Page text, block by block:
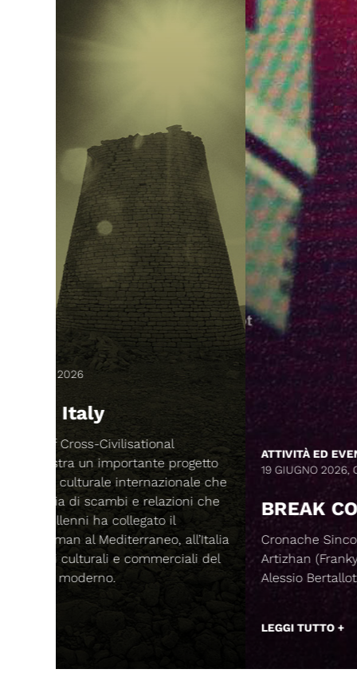
ATTIVITÀ ED EVENTI
19 GIUGNO 2026, ORE 16
BREAK CONSTRUCTION
Cronache Sincopate di Basso e Batteria, di
Artizhan (Franky B) e con la prefazione di
Alessio Bertallot (Magmata edizioni).